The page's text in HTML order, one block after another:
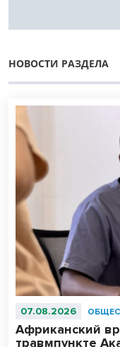
НОВОСТИ РАЗДЕЛА
07.08.2026
Африканский
травмпункте